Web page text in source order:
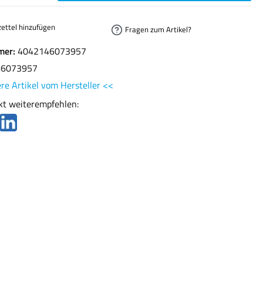
hinzufügen Fragen zum Artikel?
4042146073957
Artikel vom Hersteller <<
weiterempfehlen: